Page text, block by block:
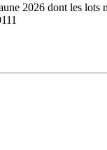
2026 dont les